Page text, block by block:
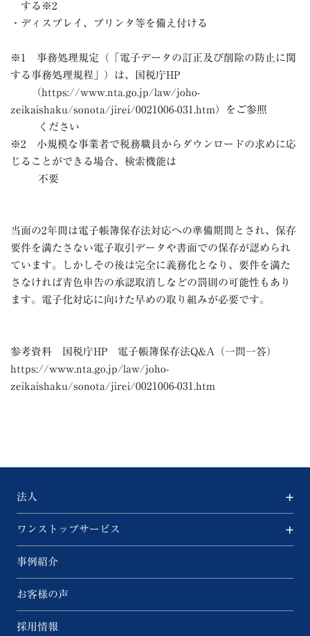
する※2
・ディスプレイ、プリンタ等を備え付ける
※1 事務処理規定（「電子データの訂正及び削除の防止に関
する事務処理規程」）は、国税庁HP
（https://www.nta.go.jp/law/joho-
zeikaishaku/sonota/jirei/0021006-031.htm）をご参照
ください
※2 小規模な事業者で税務職員からダウンロードの求めに応
じることができる場合、検索機能は
不要
当面の2年間は電子帳簿保存法対応への準備期間とされ、保存
要件を満たさない電子取引データや書面での保存が認められ
ています。しかしその後は完全に義務化となり、要件を満た
さなければ青色申告の承認取消しなどの罰則の可能性もあり
ます。電子化対応に向けた早めの取り組みが必要です。
参考資料 国税庁HP 電子帳簿保存法Q&A（一問一答）
https://www.nta.go.jp/law/joho-
zeikaishaku/sonota/jirei/0021006-031.htm
法人
ワンストップサービス
事例紹介
お客様の声
採用情報